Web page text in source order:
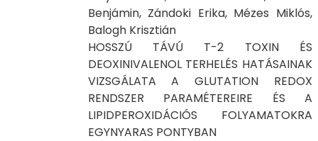
Benjámin, Zándoki Erika, Mézes Miklós,
Balogh Krisztián
HOSSZÚ TÁVÚ T-2 TOXIN ÉS
DEOXINIVALENOL TERHELÉS HATÁSAINAK
VIZSGÁLATA A GLUTATION REDOX
RENDSZER PARAMÉTEREIRE ÉS A
LIPIDPEROXIDÁCIÓS FOLYAMATOKRA
EGYNYARAS PONTYBAN